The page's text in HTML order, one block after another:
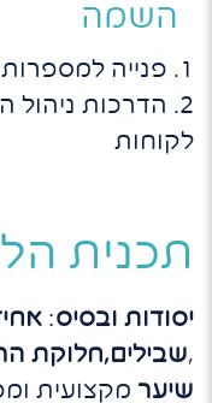
השמה
1. פנייה למספרות בסיום הקורס
2. הדרכות ניהול
לקוחות
תכנית
יסודות ובסיס:
,
שיער מקצועית